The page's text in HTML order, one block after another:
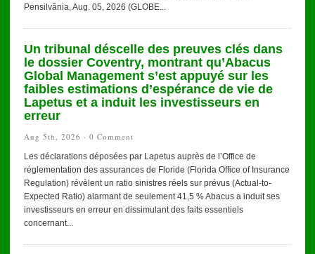
Pensilvânia, Aug. 05, 2026 (GLOBE...
Un tribunal déscelle des preuves clés dans
le dossier Coventry, montrant qu’Abacus
Global Management s’est appuyé sur les
faibles estimations d’espérance de vie de
Lapetus et a induit les investisseurs en
erreur
Aug 5th, 2026 · 0 Comment
Les déclarations déposées par Lapetus auprès de l’Office de
réglementation des assurances de Floride (Florida Office of Insurance
Regulation) révèlent un ratio sinistres réels sur prévus (Actual-to-
Expected Ratio) alarmant de seulement 41,5 % Abacus a induit ses
investisseurs en erreur en dissimulant des faits essentiels
concernant...